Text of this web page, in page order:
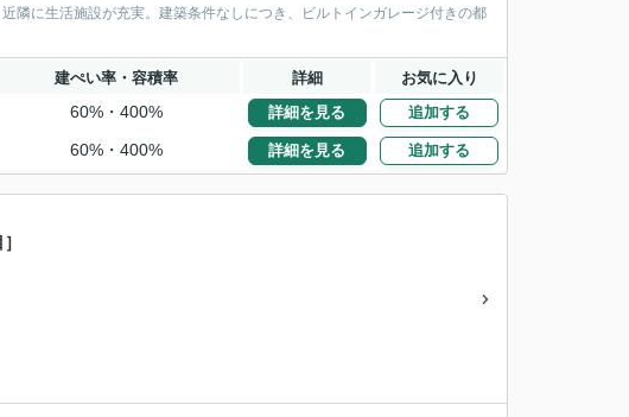
隣に生活施設が充実。建築条件なしにつき、ビルトインガレージ付きの都
建ぺい率・容積率 詳細 お気に入り
60%・400% 詳細を見る 追加する
60%・400% 詳細を見る 追加する